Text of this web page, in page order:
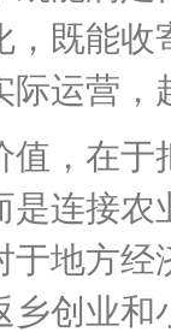
，既能
运营
，在于
连接
于地方
创业